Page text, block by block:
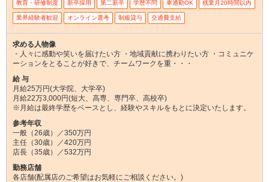
教育・研修制度 新卒採用 第二新卒 学歴不問 車通勤OK 残業月20時間以内
業界経験者歓迎 オンライン選考 制服貸与 交通費支給
求める人物像
・人々に感動や笑いを届けたい方 ・地域貢献に携わりたい方 ・コミュニケ
ーションをとることが好きで、チームワークを重・・・
給 与
月給25万円(大学院、大学卒)
月給22万3,000円(短大、高専、専門卒、高校卒)
※月給は最終学歴をベースとし、経験やスキルをもとに決定いたします。
参考年収
一般（26歳）／350万円
主任（30歳）／420万円
店長（35歳）／532万円
勤務店舗
各店舗(配属店のご希望はお気軽にご相談ください。)